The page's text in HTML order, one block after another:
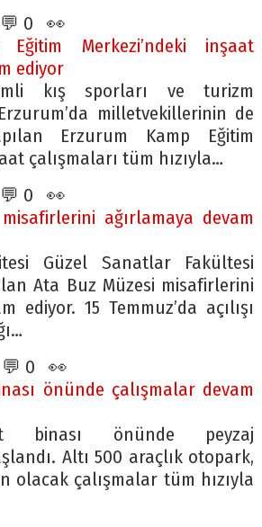
💬 0 👀
Merkezi’ndeki inşaat
ediyor
kış sporları ve turizm
milletvekillerinin de
Erzurum Kamp Eğitim
çalışmaları tüm hızıyla…
💬 0 👀
ağırlamaya devam
Güzel Sanatlar Fakültesi
Ata Buz Müzesi misafirlerini
ediyor. 15 Temmuz’da açılışı
💬 0 👀
önünde çalışmalar devam
binası önünde peyzaj
Altı 500 araçlık otopark,
olacak çalışmalar tüm hızıyla